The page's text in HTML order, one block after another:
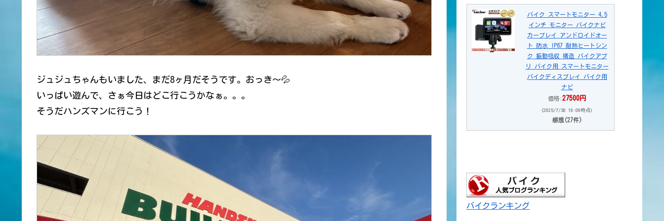
ジュジュちゃんもいました、まだ8ヶ月だそうです。おっき〜💦
いっぱい遊んで、さぁ今日はどこ行こうかなぁ。。。
そうだハンズマンに行こう！
バイク スマートモニター 4.5
インチ モニター バイクナビ
カープレイ アンドロイドオー
ト 防水 IP67 耐熱ヒートシン
ク 振動吸収 構造 バイクアプ
リ バイク用 スマートモニター
バイクディスプレイ バイク用
ナビ
価格:27500円
(2025/7/30 19:09時点)
感想(27件)
バイクランキング